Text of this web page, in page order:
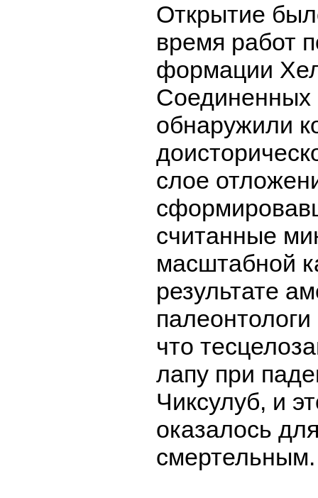
Открытие
время работ
формации
обнаружили
слое
считанные
масштабной
результате
что
лапу при
Чиксулуб, и
оказалось
смертельным.